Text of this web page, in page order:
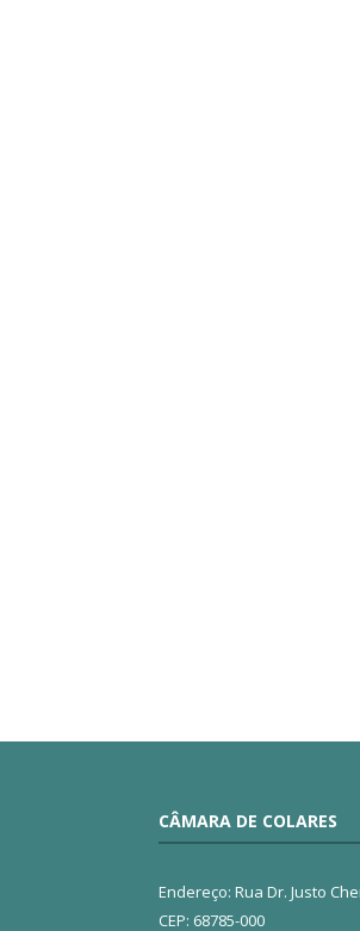
CÂMARA DE COLARES
Endereço: Rua Dr. Justo
CEP: 68785-000